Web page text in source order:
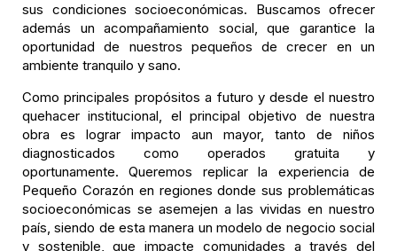
sus condiciones socioeconómicas. Buscamos ofrecer
además un acompañamiento social, que garantice la
oportunidad de nuestros pequeños de crecer en un
ambiente tranquilo y sano.
Como principales propósitos a futuro y desde el nuestro
quehacer institucional, el principal objetivo de nuestra
obra es lograr impacto aun mayor, tanto de niños
diagnosticados como operados gratuita y
oportunamente. Queremos replicar la experiencia de
Pequeño Corazón en regiones donde sus problemáticas
socioeconómicas se asemejen a las vividas en nuestro
país, siendo de esta manera un modelo de negocio social
y sostenible, que impacte comunidades a través del